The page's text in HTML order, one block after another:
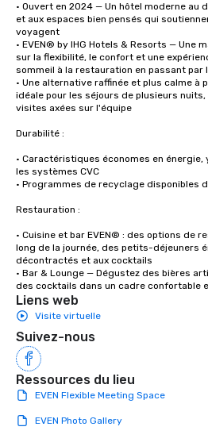
• Ouvert en 2024 — Un hôtel moderne au
et aux espaces bien pensés qui
voyagent
• EVEN® by IHG Hotels & Resorts — Une
sur la flexibilité, le confort et une
sommeil à la restauration en passant par
• Une alternative raffinée et plus calme à
idéale pour les séjours de plusieurs
visites axées sur l'équipe
Durabilité :
• Caractéristiques économes en énergie,
les systèmes CVC
• Programmes de recyclage disponibles
Restauration :
• Cuisine et bar EVEN® : des options de
long de la journée, des petits-déjeuners
décontractés et aux cocktails
• Bar & Lounge — Dégustez des bières
des cocktails dans un cadre confortable
Liens web
Visite virtuelle
Suivez-nous
Ressources du lieu
EVEN Flexible Meeting Space
EVEN Photo Gallery